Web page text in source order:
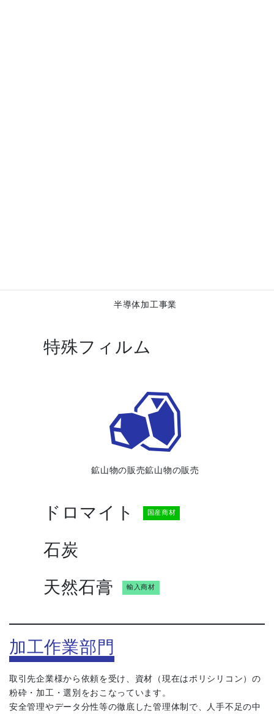
半導体加工事業
特殊フィルム
鉱山物の販売鉱山物の販売
ドロマイト 国産商材
石炭
天然石膏 輸入商材
加工作業部門
取引先企業様から依頼を受け、資材（現在はポリシリコン）の
粉砕・加工・選別をおこなっています。
安全管理やデータ分性等の徹底した管理体制で、人手不足の中